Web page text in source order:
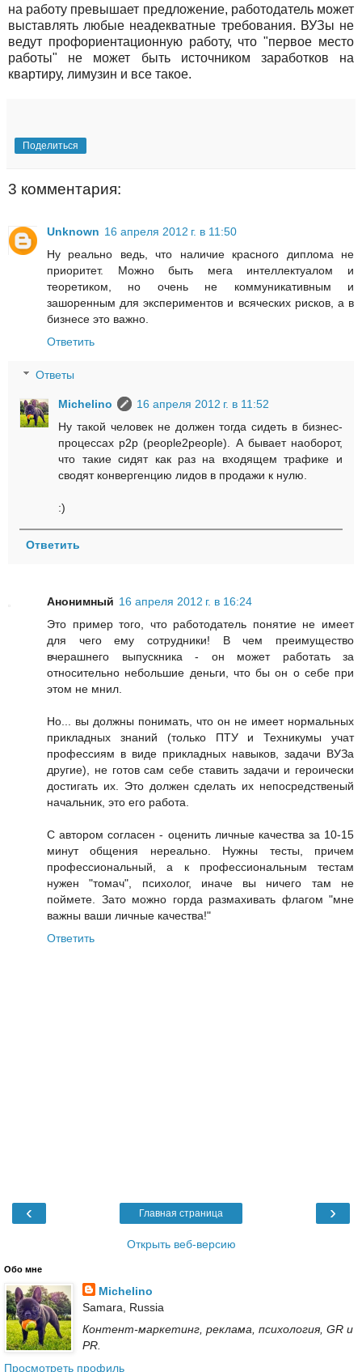
на работу превышает предложение, работодатель может
выставлять любые неадекватные требования. ВУЗы не
ведут профориентационную работу, что "первое место
работы" не может быть источником заработков на
квартиру, лимузин и все такое.
Поделиться
3 комментария:
Unknown 16 апреля 2012 г. в 11:50
Ну реально ведь, что наличие красного диплома не
приоритет. Можно быть мега интеллектуалом и
теоретиком, но очень не коммуникативным и
зашоренным для экспериментов и всяческих рисков, а в
бизнесе это важно.
Ответить
Ответы
Michelino
16 апреля 2012 г. в 11:52
Ну такой человек не должен тогда сидеть в бизнес-
процессах p2p (people2people). А бывает наоборот,
что такие сидят как раз на входящем трафике и
сводят конвергенцию лидов в продажи к нулю.
:)
Ответить
Анонимный 16 апреля 2012 г. в 16:24
Это пример того, что работодатель понятие не имеет
для чего ему сотрудники! В чем преимущество
вчерашнего выпускника - он может работать за
относительно небольшие деньги, что бы он о себе при
этом не мнил.
Но... вы должны понимать, что он не имеет нормальных
прикладных знаний (только ПТУ и Техникумы учат
профессиям в виде прикладных навыков, задачи ВУЗа
другие), не готов сам себе ставить задачи и героически
достигать их. Это должен сделать их непосредственый
начальник, это его работа.
С автором согласен - оценить личные качества за 10-15
минут общения нереально. Нужны тесты, причем
профессиональный, а к профессиональным тестам
нужен "томач", психолог, иначе вы ничего там не
поймете. Зато можно горда размахивать флагом "мне
важны ваши личные качества!"
Ответить
‹ ›
Главная страница
Открыть веб-версию
Обо мне
Michelino
Samara, Russia
Контент-маркетинг, реклама, психология, GR и
PR.
Просмотреть профиль